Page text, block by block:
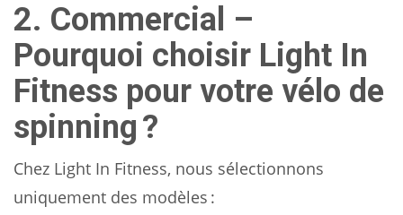
2. Commercial –
Pourquoi choisir Light In
Fitness pour votre vélo de
spinning ?
Chez Light In Fitness, nous sélectionnons
uniquement des modèles :